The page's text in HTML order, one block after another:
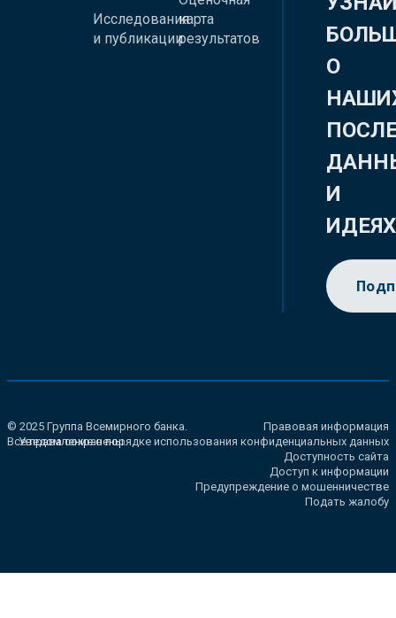
Исследования
и публикации
карта
результатов
О
И
ИДЕЯХ
© 2025 Группа Всемирного банка.
Все права сохранены.
Правовая информация
Уведомление о порядке использования конфиденциальных данных
Доступность сайта
Доступ к информации
Предупреждение о мошенничестве
Подать жалобу